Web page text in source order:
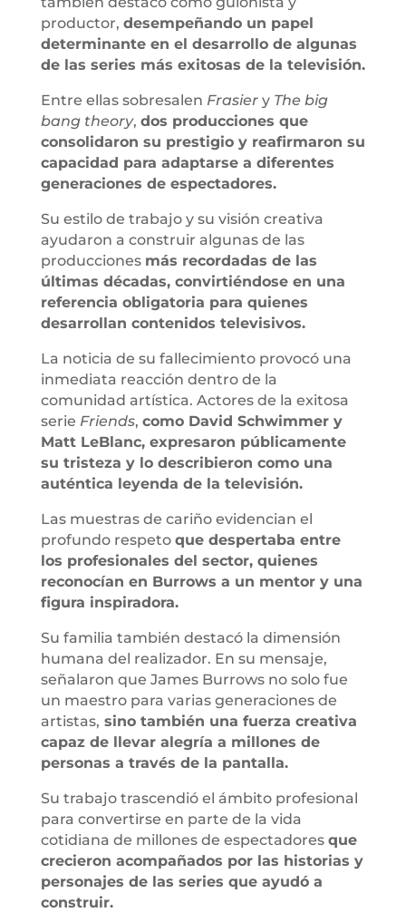
productor, desempeñando un papel
determinante en el desarrollo de algunas
de las series más exitosas de la televisión.
Entre ellas sobresalen Frasiery The big
bang theory, dos producciones que
consolidaron su prestigio y reafirmaron su
capacidad para adaptarse a diferentes
generaciones de espectadores.
Su estilo de trabajo y su visión creativa
ayudaron a construir algunas de las
producciones más recordadas de las
últimas décadas, convirtiéndose en una
referencia obligatoria para quienes
desarrollan contenidos televisivos.
La noticia de su fallecimiento provocó una
inmediata reacción dentro de la
comunidad artística. Actores de la exitosa
serie Friends, como David Schwimmer y
Matt LeBlanc, expresaron públicamente
su tristeza y lo describieron como una
auténtica leyenda de la televisión.
Las muestras de cariño evidencian el
profundo respeto que despertaba entre
los profesionales del sector, quienes
reconocían en Burrows a un mentor y una
figura inspiradora.
Su familia también destacó la dimensión
humana del realizador. En su mensaje,
señalaron que James Burrows no solo fue
un maestro para varias generaciones de
artistas, sino también una fuerza creativa
capaz de llevar alegría a millones de
personas a través de la pantalla.
Su trabajo trascendió el ámbito profesional
para convertirse en parte de la vida
cotidiana de millones de espectadores que
crecieron acompañados por las historias y
personajes de las series que ayudó a
construir.